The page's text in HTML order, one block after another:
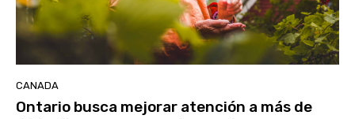
CANADA
Ontario busca mejorar atención a más de